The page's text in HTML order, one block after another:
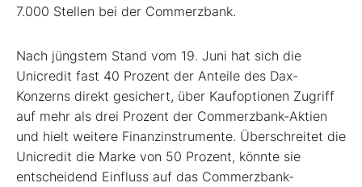
7.000 Stellen bei der Commerzbank.
Nach jüngstem Stand vom 19. Juni hat sich die
Unicredit fast 40 Prozent der Anteile des Dax-
Konzerns direkt gesichert, über Kaufoptionen Zugriff
auf mehr als drei Prozent der Commerzbank-Aktien
und hielt weitere Finanzinstrumente. Überschreitet die
Unicredit die Marke von 50 Prozent, könnte sie
entscheidend Einfluss auf das Commerzbank-